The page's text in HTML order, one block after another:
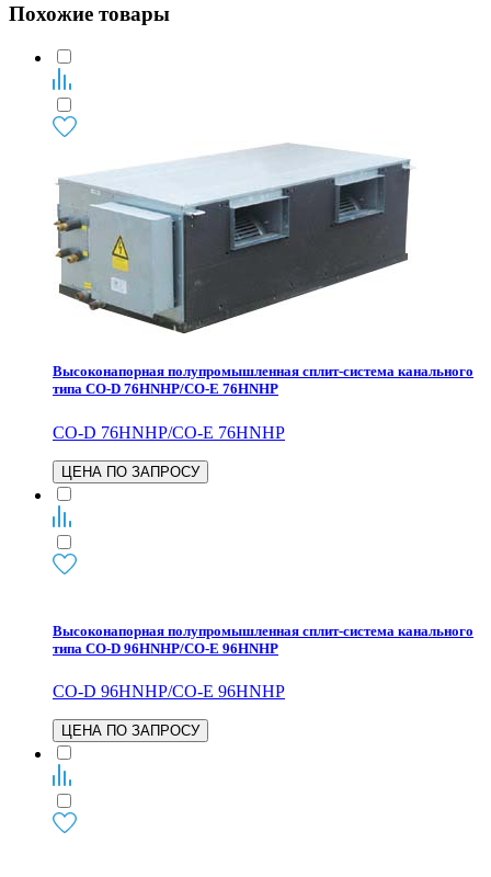
Похожие товары
Высоконапорная полупромышленная сплит-система канального
типа CO-D 76HNHP/CO-E 76HNHP
CO-D 76HNHP/CO-E 76HNHP
ЦЕНА ПО ЗАПРОСУ
Высоконапорная полупромышленная сплит-система канального
типа CO-D 96HNHP/CO-E 96HNHP
CO-D 96HNHP/CO-E 96HNHP
ЦЕНА ПО ЗАПРОСУ